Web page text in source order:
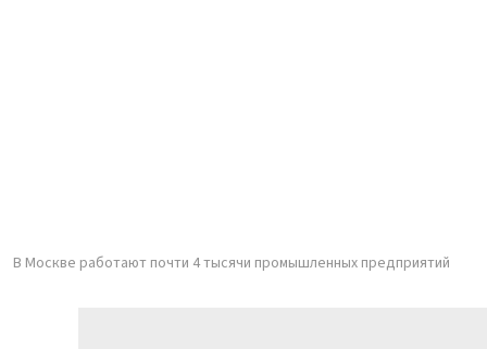
В Москве работают почти 4 тысячи промышленных предприятий